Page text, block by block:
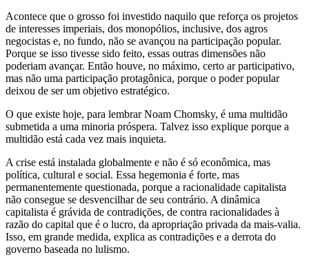
Acontece que o grosso foi investido naquilo que reforça os projetos
de interesses imperiais, dos monopólios, inclusive, dos agros
negocistas e, no fundo, não se avançou na participação popular.
Porque se isso tivesse sido feito, essas outras dimensões não
poderiam avançar. Então houve, no máximo, certo ar participativo,
mas não uma participação protagônica, porque o poder popular
deixou de ser um objetivo estratégico.
O que existe hoje, para lembrar Noam Chomsky, é uma multidão
submetida a uma minoria próspera. Talvez isso explique porque a
multidão está cada vez mais inquieta.
A crise está instalada globalmente e não é só econômica, mas
política, cultural e social. Essa hegemonia é forte, mas
permanentemente questionada, porque a racionalidade capitalista
não consegue se desvencilhar de seu contrário. A dinâmica
capitalista é grávida de contradições, de contra racionalidades à
razão do capital que é o lucro, da apropriação privada da mais-valia.
Isso, em grande medida, explica as contradições e a derrota do
governo baseada no lulismo.